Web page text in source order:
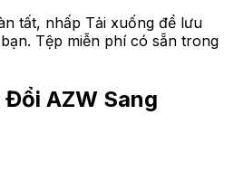
tất, nhấp Tải xuống để lưu
Tệp miễn phí có sẵn trong
AZW Sang